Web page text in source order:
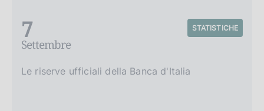
7
Settembre
STATISTICHE
Le riserve ufficiali della Banca d'Italia